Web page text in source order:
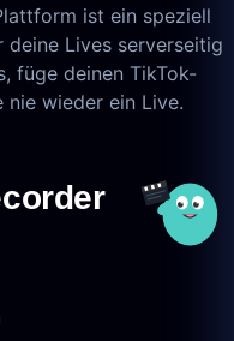
ist ein speziell
deine Lives serverseitig
füge deinen TikTok-
nie wieder ein Live.